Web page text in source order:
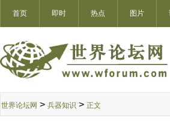
首页 即时 热点 图片
世界论坛网 > 兵器知识 > 正文